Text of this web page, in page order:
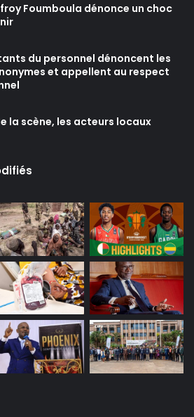
Foumboula dénonce un choc
du personnel dénoncent les
et appellent au respect
la scène, les acteurs locaux